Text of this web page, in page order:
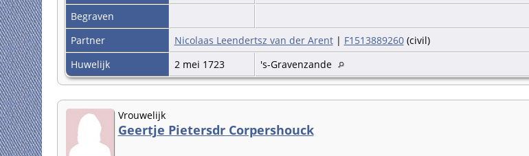
Begraven
Partner
Nicolaas Leendertsz van der Arent| F1513889260(civil)
Huwelijk
2 mei 1723 's-Gravenzande
Vrouwelijk
Geertje Pietersdr Corpershouck